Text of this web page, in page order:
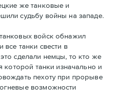
же танковые и
судьбу войны на западе.
войск обнажил
все танки свести в
сделали немцы, то кто же
которой танки изначально и
пехоту при прорыве
возможности